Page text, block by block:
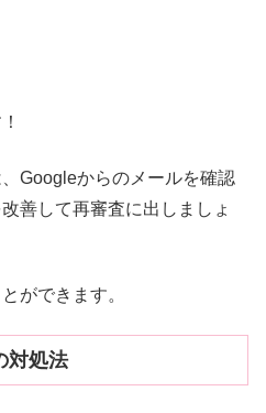
Googleからのメールを確認
善して再審査に出しましょ
ができます。
対処法